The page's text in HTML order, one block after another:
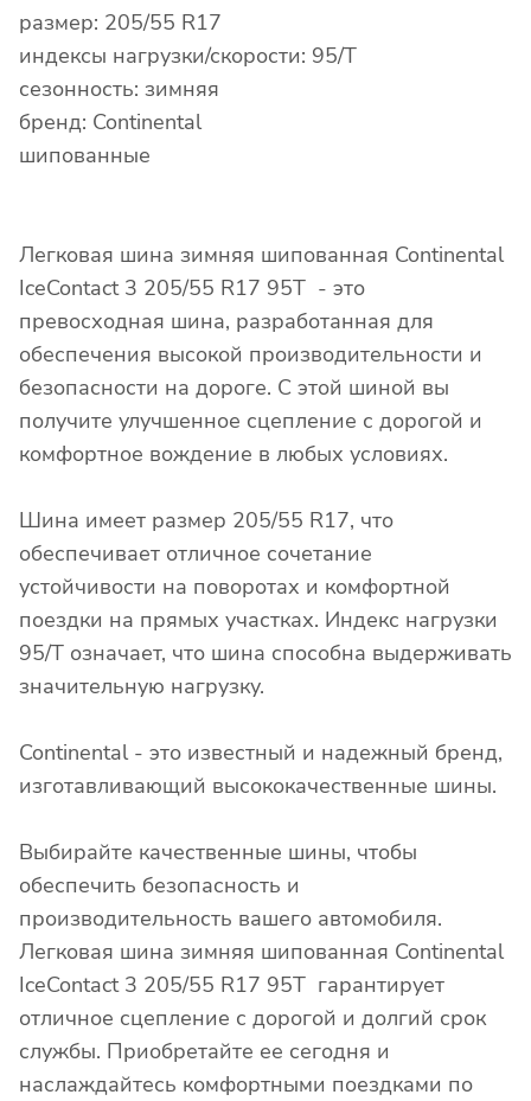
размер: 205/55 R17
индексы нагрузки/скорости: 95/T
сезонность: зимняя
бренд: Continental
шипованные
Легковая шина зимняя шипованная Continental
IceContact 3 205/55 R17 95T - это
превосходная шина, разработанная для
обеспечения высокой производительности и
безопасности на дороге. С этой шиной вы
получите улучшенное сцепление с дорогой и
комфортное вождение в любых условиях.
Шина имеет размер 205/55 R17, что
обеспечивает отличное сочетание
устойчивости на поворотах и комфортной
поездки на прямых участках. Индекс нагрузки
95/T означает, что шина способна выдерживать
значительную нагрузку.
Continental - это известный и надежный бренд,
изготавливающий высококачественные шины.
Выбирайте качественные шины, чтобы
обеспечить безопасность и
производительность вашего автомобиля.
Легковая шина зимняя шипованная Continental
IceContact 3 205/55 R17 95T гарантирует
отличное сцепление с дорогой и долгий срок
службы. Приобретайте ее сегодня и
наслаждайтесь комфортными поездками по